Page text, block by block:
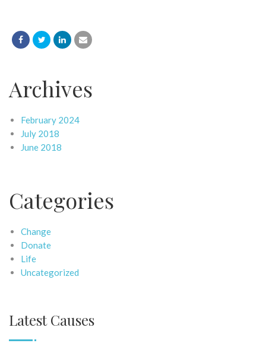
Archives
February 2024
July 2018
June 2018
Categories
Change
Donate
Life
Uncategorized
Latest Causes